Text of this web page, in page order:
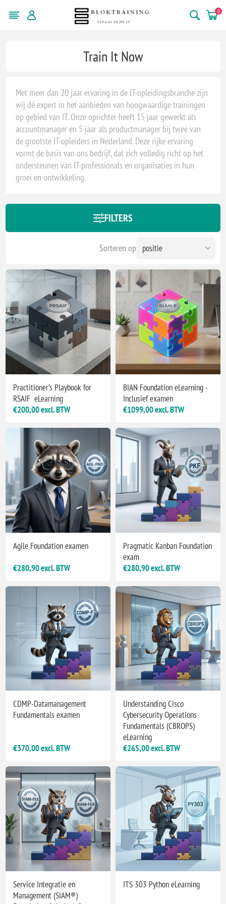
0
Train It Now
Met meer dan 20 jaar ervaring in de IT-opleidingsbranche zijn
wij dé expert in het aanbieden van hoogwaardige trainingen
op gebied van IT. Onze oprichter heeft 15 jaar gewerkt als
accountmanager en 5 jaar als productmanager bij twee van
de grootste IT-opleiders in Nederland. Deze rijke ervaring
vormt de basis van ons bedrijf, dat zich volledig richt op het
ondersteunen van IT-professionals en organisaties in hun
groei en ontwikkeling.
FILTERS
Sorteren op
Practitioner’s Playbook for
RSAIF eLearning
€200,00 excl. BTW
BIAN Foundation eLearning -
Inclusief examen
€1099,00 excl. BTW
Agile Foundation examen
€280,90 excl. BTW
Pragmatic Kanban Foundation
exam
€280,90 excl. BTW
CDMP-Datamanagement
Fundamentals examen
€370,00 excl. BTW
Understanding Cisco
Cybersecurity Operations
Fundamentals (CBROPS)
eLearning
€265,00 excl. BTW
Service Integratie en
Management (SIAM®)
ITS 303 Python eLearning